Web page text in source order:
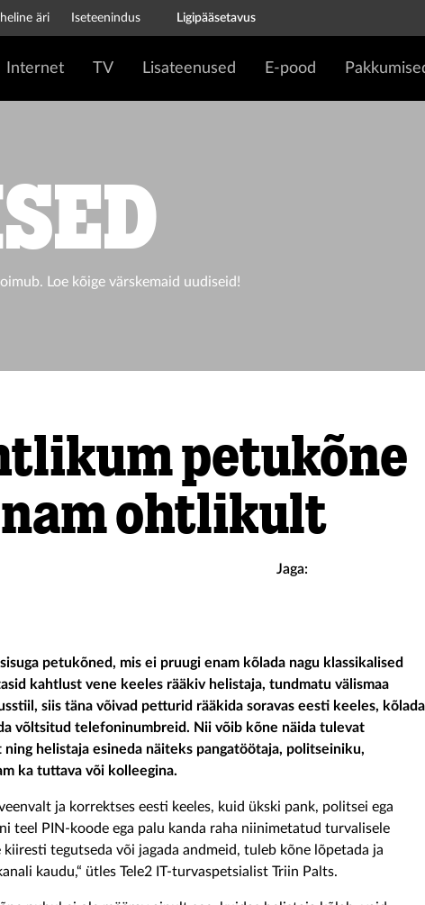
äri Iseteenindus Ligipääsetavus
Internet TV Lisateenused E-pood
Loe kõige värskemaid uudiseid!
petukõne
ohtlikult
Jaga:
petukõned, mis ei pruugi enam kõlada nagu klassikalised
kahtlust vene keeles rääkiv helistaja, tundmatu välismaa
siis täna võivad petturid rääkida soravas eesti keeles, kõlada
võltsitud telefoninumbreid. Nii võib kõne näida tulevat
helistaja esineda näiteks pangatöötaja, politseiniku,
ka tuttava või kolleegina.
ja korrektses eesti keeles, kuid ükski pank, politsei ega
teel PIN-koode ega palu kanda raha niinimetatud turvalisele
tegutseda või jagada andmeid, tuleb kõne lõpetada ja
kaudu,“ ütles Tele2 IT-turvaspetsialist Triin Palts.